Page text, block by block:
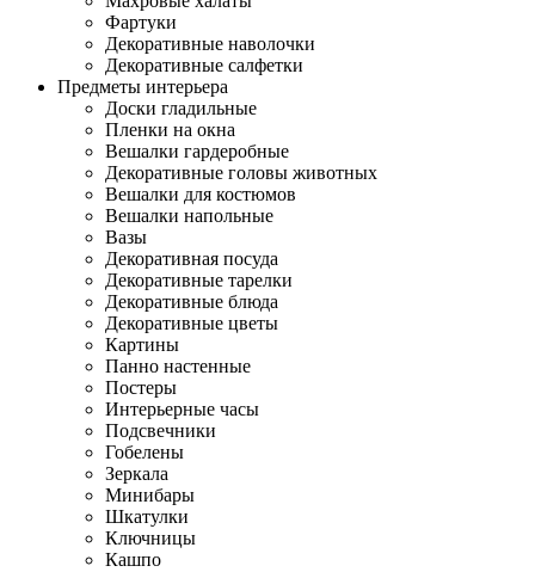
Фартуки
Декоративные наволочки
Декоративные салфетки
Предметы интерьера
Доски гладильные
Пленки на окна
Вешалки гардеробные
Декоративные головы животных
Вешалки для костюмов
Вешалки напольные
Вазы
Декоративная посуда
Декоративные тарелки
Декоративные блюда
Декоративные цветы
Картины
Панно настенные
Постеры
Интерьерные часы
Подсвечники
Гобелены
Зеркала
Минибары
Шкатулки
Ключницы
Кашпо